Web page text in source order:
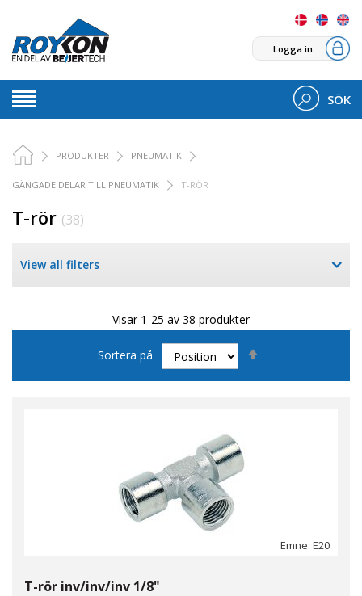
Logga in
SÖK
PRODUKTER PNEUMATIK
GÄNGADE DELAR TILL PNEUMATIK T-RÖR
T-rör (38)
View all filters
Visar 1-25 av 38 produkter
Sortera på
Emne: E20
T-rör inv/inv/inv 1/8"